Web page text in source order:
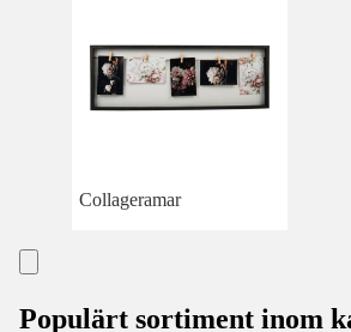
Collageramar
Populärt sortiment inom